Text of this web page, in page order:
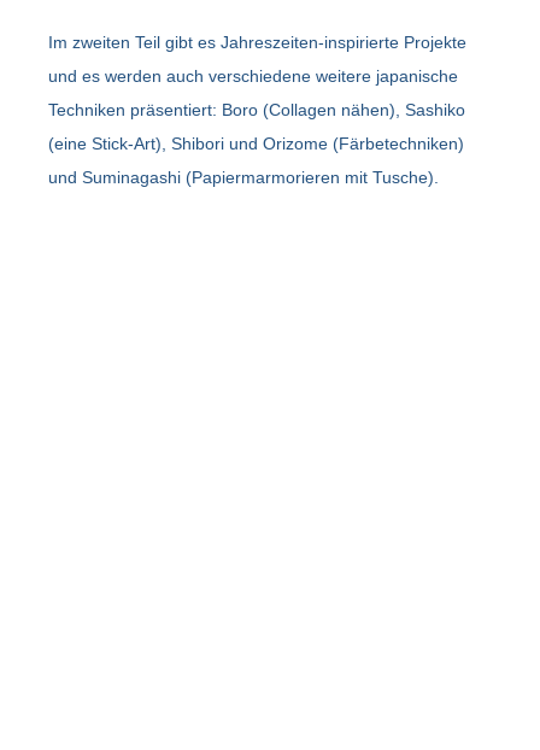
Im zweiten Teil gibt es Jahreszeiten-inspirierte Projekte
und es werden auch verschiedene weitere japanische
Techniken präsentiert: Boro (Collagen nähen), Sashiko
(eine Stick-Art), Shibori und Orizome (Färbetechniken)
und Suminagashi (Papiermarmorieren mit Tusche).